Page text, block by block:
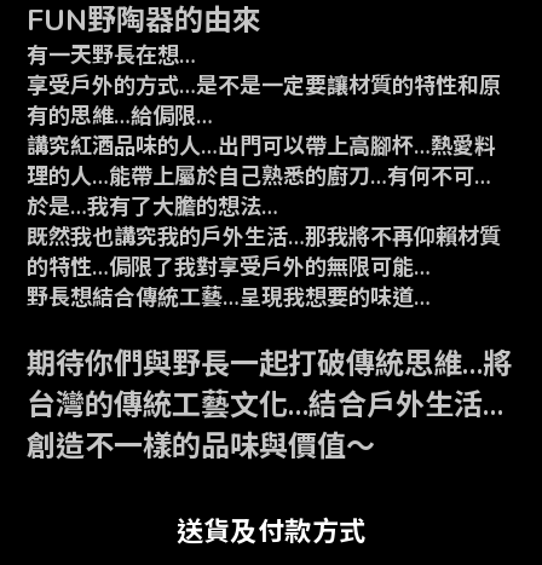
FUN野陶器的由來
有一天野長在想…
享受戶外的方式…是不是一定要讓材質的特性和原
有的思維…給侷限…
講究紅酒品味的人…出門可以帶上高腳杯…熱愛料
理的人…能帶上屬於自己熟悉的廚刀…有何不可…
於是…我有了大膽的想法…
既然我也講究我的戶外生活…那我將不再仰賴材質
的特性…侷限了我對享受戶外的無限可能…
野長想結合傳統工藝…呈現我想要的味道…
期待你們與野長一起打破傳統思維…將
台灣的傳統工藝文化…結合戶外生活…
創造不一樣的品味與價值～
送貨及付款方式